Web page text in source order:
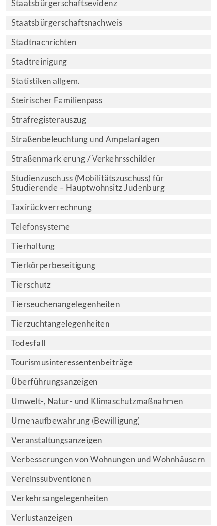
Staatsbürgerschaftsevidenz
Staatsbürgerschaftsnachweis
Stadtnachrichten
Stadtreinigung
Statistiken allgem.
Steirischer Familienpass
Strafregisterauszug
Straßenbeleuchtung und Ampelanlagen
Straßenmarkierung / Verkehrsschilder
Studienzuschuss (Mobilitätszuschuss) für
Studierende – Hauptwohnsitz Judenburg
Taxirückverrechnung
Telefonsysteme
Tierhaltung
Tierkörperbeseitigung
Tierschutz
Tierseuchenangelegenheiten
Tierzuchtangelegenheiten
Todesfall
Tourismusinteressentenbeiträge
Überführungsanzeigen
Umwelt-, Natur- und Klimaschutzmaßnahmen
Urnenaufbewahrung (Bewilligung)
Veranstaltungsanzeigen
Verbesserungen von Wohnungen und Wohnhäusern
Vereinssubventionen
Verkehrsangelegenheiten
Verlustanzeigen